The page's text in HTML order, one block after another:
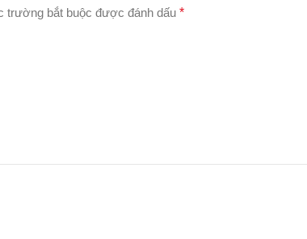
trường bắt buộc được đánh dấu *